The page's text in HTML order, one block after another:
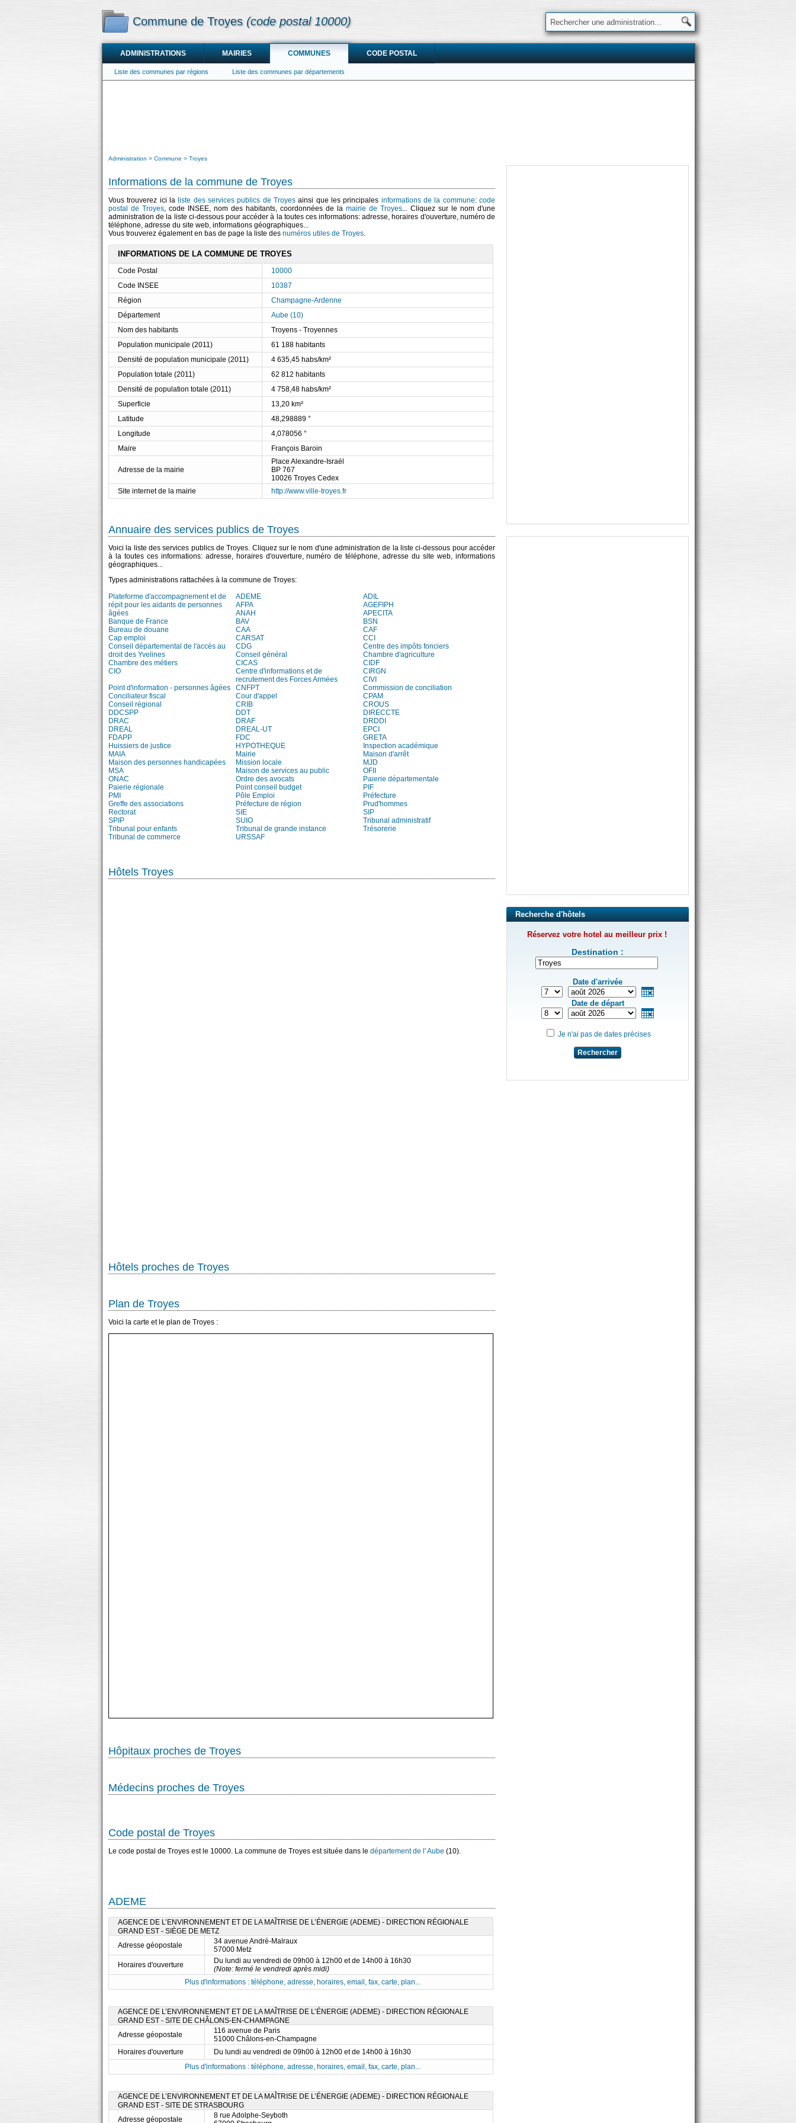
Commune de Troyes (code postal 10000)
ADMINISTRATIONS MAIRIES COMMUNES CODE POSTAL
Liste des communes par régions Liste des communes par départements
Administration Commune Troyes
Informations de la commune de Troyes
Vous trouverez ici la liste des services publics de Troyes ainsi que les principales informations de la commune:code
postal de Troyes, code INSEE, nom des habitants, coordonnées de la mairie de Troyes... Cliquez sur le nom d'une
administration de la liste ci-dessous pour accéder à la toutes ces informations: adresse, horaires d'ouverture, numéro de
téléphone, adresse du site web, informations géographiques...
Vous trouverez également en bas de page la liste des numéros utiles de Troyes.
INFORMATIONS DE LA COMMUNE DE TROYES
Code Postal
10000
Code INSEE
10387
Région
Champagne-Ardenne
Département
Aube (10)
Nom des habitants
Troyens - Troyennes
Population municipale (2011)
61 188 habitants
Densité de population municipale (2011)
4 635,45 habs/km²
Population totale (2011)
62 812 habitants
Densité de population totale (2011)
4 758,48 habs/km²
Superficie
13,20 km²
Latitude
48,298889 °
Longitude
4,078056 °
Maire
François Baroin
Adresse de la mairie
Place Alexandre-Israël
BP 767
10026 Troyes Cedex
Site internet de la mairie
http://www.ville-troyes.fr
Annuaire des services publics de Troyes
Voici la liste des services publics de Troyes. Cliquez sur le nom d'une administration de la liste ci-dessous pour accéder
à la toutes ces informations: adresse, horaires d'ouverture, numéro de téléphone, adresse du site web, informations
géographiques...
Types administrations rattachées à la commune de Troyes:
Plateforme d'accompagnement et de
répit pour les aidants de personnes
âgées
ADEME
ADIL
AFPA
AGEFIPH
ANAH
APECITA
Banque de France
BAV
BSN
Bureau de douane
CAA
CAF
Cap emploi
CARSAT
CCI
Conseil départemental de l'accès au
droit des Yvelines
CDG
Centre des impôts fonciers
Conseil général
Chambre d'agriculture
Chambre des métiers
CICAS
CIDF
CIO
Centre d'informations et de
recrutement des Forces Armées
CIRGN
CIVI
Point d'information - personnes âgées
CNFPT
Commission de conciliation
Conciliateur fiscal
Cour d'appel
CPAM
Conseil régional
CRIB
CROUS
DDCSPP
DDT
DIRECCTE
DRAC
DRAF
DRDDI
DREAL
DREAL-UT
EPCI
FDAPP
FDC
GRETA
Huissiers de justice
HYPOTHEQUE
Inspection académique
MAIA
Mairie
Maison d'arrêt
Maison des personnes handicapées
Mission locale
MJD
MSA
Maison de services au public
OFII
ONAC
Ordre des avocats
Paierie départementale
Paierie régionale
Point conseil budget
PIF
PMI
Pôle Emploi
Préfecture
Greffe des associations
Préfecture de région
Prud'hommes
Rectorat
SIE
SIP
SPIP
SUIO
Tribunal administratif
Tribunal pour enfants
Tribunal de grande instance
Trésorerie
Tribunal de commerce
URSSAF
Hôtels Troyes
Hôtels proches de Troyes
Plan de Troyes
Voici la carte et le plan de Troyes :
Hôpitaux proches de Troyes
Médecins proches de Troyes
Code postal de Troyes
Le code postal de Troyes est le 10000. La commune de Troyes est située dans le département de l' Aube (10).
ADEME
AGENCE DE L’ENVIRONNEMENT ET DE LA MAÎTRISE DE L’ÉNERGIE (ADEME) - DIRECTION RÉGIONALE
GRAND EST - SIÈGE DE METZ
Adresse géopostale
34 avenue André-Malraux
57000 Metz
Horaires d'ouverture
Du lundi au vendredi de 09h00 à 12h00 et de 14h00 à 16h30
(Note: fermé le vendredi après midi)
Plus d'informations : téléphone, adresse, horaires, email, fax, carte, plan...
AGENCE DE L’ENVIRONNEMENT ET DE LA MAÎTRISE DE L’ÉNERGIE (ADEME) - DIRECTION RÉGIONALE
GRAND EST - SITE DE CHÂLONS-EN-CHAMPAGNE
Adresse géopostale
116 avenue de Paris
51000 Châlons-en-Champagne
Horaires d'ouverture
Du lundi au vendredi de 09h00 à 12h00 et de 14h00 à 16h30
Plus d'informations : téléphone, adresse, horaires, email, fax, carte, plan...
AGENCE DE L’ENVIRONNEMENT ET DE LA MAÎTRISE DE L’ÉNERGIE (ADEME) - DIRECTION RÉGIONALE
GRAND EST - SITE DE STRASBOURG
Adresse géopostale
8 rue Adolphe-Seyboth
Recherche d'hôtels
Réservez votre hotel au meilleur prix !
Destination :
Date d'arrivée
Date de départ
Je n'ai pas de dates précises
Rechercher